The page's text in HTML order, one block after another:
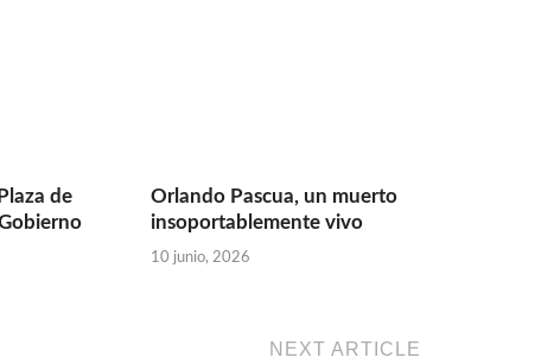
de
Orlando Pascua, un muerto
insoportablemente vivo
10 junio, 2026
NEXT ARTICLE